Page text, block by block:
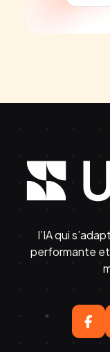
l’IA qui
performante et
